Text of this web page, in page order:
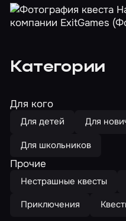
Категории
Для кого
Для детей Для
Для школьников
Прочие
Нестрашные квесты
Приключения